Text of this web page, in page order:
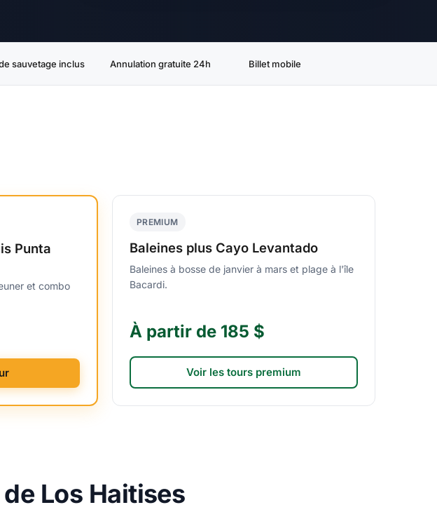
sauvetage inclus Annulation gratuite 24h Billet mobile
Punta
et combo
PREMIUM
Baleines plus Cayo Levantado
Baleines à bosse de janvier à mars et plage à l'île
Bacardi.
À partir de 185 $
Voir les tours premium
Los Haitises